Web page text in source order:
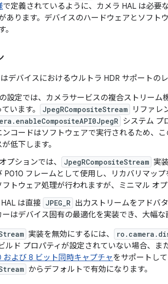
で定義されているように、カメラ HAL は必要
あります。デバイスのハードウェアとソフト
デバイスにおけるウルトラ HDR サポートの
設定では、カメラサービスの複合ストリーム
います。
JpegRCompositeStream
リファレ
システム プ
ンコードはソフトウェアで実行されるため、
低下します。
プションでは、 JpegRCompositeStream 実
P010 フレームとして使用し、リカバリマッ
トウェア処理が行われますが、ミニマル オ
は直接 JPEG_R 出力ストリームをアドバ
はデバイス固有の最適化を実装でき、大幅な
実装を無効にするには、
ルド プロパティが設定されていない場合、ま
および 8 ビット同時キャプチャをサポートし
からデフォルトで有効になります。